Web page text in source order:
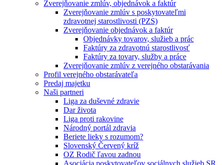
Zverejňovanie zmlúv, objednávok a faktúr
Zverejňovanie zmlúv s poskytovateľmi
zdravotnej starostlivosti (PZS)
Zverejňovanie objednávok a faktúr
Objednávky tovarov, služieb a prác
Faktúry za zdravotnú starostlivosť
Faktúry za tovary, služby a práce
Zverejňovanie zmlúv z verejného obstarávania
Profil verejného obstarávateľa
Predaj majetku
Naši partneri
Liga za duševné zdravie
Dar života
Liga proti rakovine
Národný portál zdravia
Beriete lieky s rozumom?
Slovenský Červený kríž
OZ Rodič ľavou zadnou
Asociácia poskytovateľov sociálnych služieb SR